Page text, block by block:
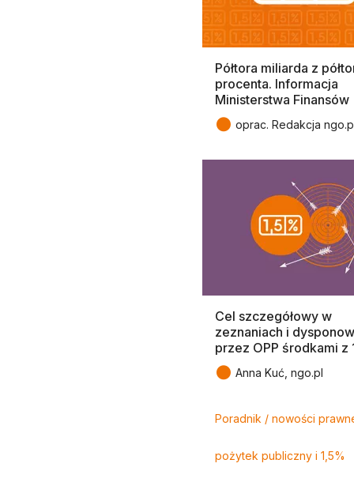
Półtora miliarda z
procenta. Informacja
Ministerstwa Finansów
● oprac. Redakcja
Cel szczegółowy w
zeznaniach i
przez OPP środkami z
● Anna Kuć, ngo.pl
Poradnik / nowości
pożytek publiczny i 1,5%